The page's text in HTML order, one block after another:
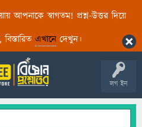
আপনাকে স্বাগতম! প্রশ্ন-উত্তর দিয়ে
এখানেদেখুন।
লগ ইন